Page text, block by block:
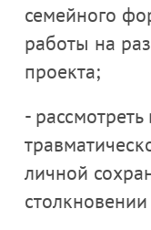
семейного
работы на
проекта;
-
личной